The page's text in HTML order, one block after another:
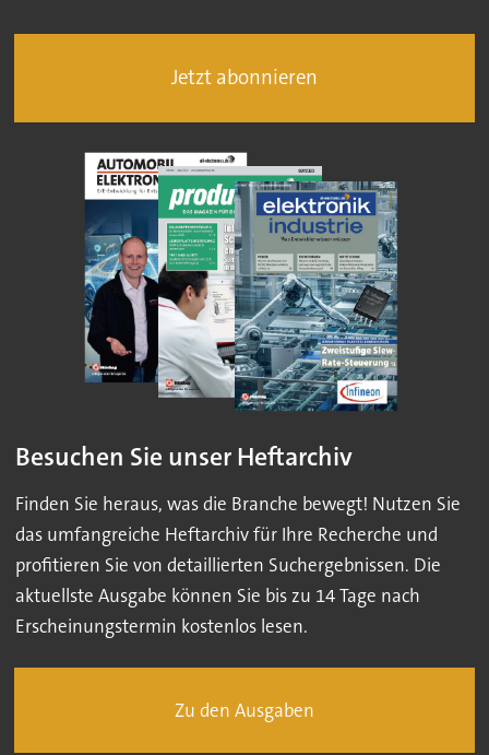
Jetzt abonnieren
Besuchen Sie unser Heftarchiv
Finden Sie heraus, was die Branche bewegt! Nutzen Sie
das umfangreiche Heftarchiv für Ihre Recherche und
profitieren Sie von detaillierten Suchergebnissen. Die
aktuellste Ausgabe können Sie bis zu 14 Tage nach
Erscheinungstermin kostenlos lesen.
Zu den Ausgaben